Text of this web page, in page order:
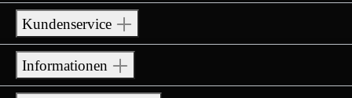
Kundenservice
Informationen